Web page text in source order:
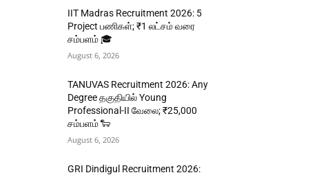
IIT Madras Recruitment 2026: 5
Project பணிகள்; ₹1 லட்சம் வரை
சம்பளம் 🎓
August 6, 2026
TANUVAS Recruitment 2026: Any
Degree தகுதியில் Young
Professional-II வேலை; ₹25,000
சம்பளம் 🐑
August 6, 2026
GRI Dindigul Recruitment 2026: